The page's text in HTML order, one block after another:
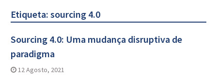
Etiqueta: sourcing 4.0
Sourcing 4.0: Uma mudança disruptiva de
paradigma
12 Agosto, 2021